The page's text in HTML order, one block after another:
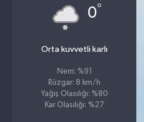
0°
Orta kuvvetli karlı
Nem: %91
Rüzgar: 8 km/h
Yağış Olasılığı: %80
Kar Olasılığı: %27